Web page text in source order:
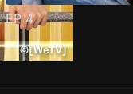
EP4